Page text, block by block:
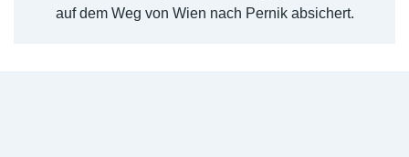
auf dem Weg von Wien nach Pernik absichert.